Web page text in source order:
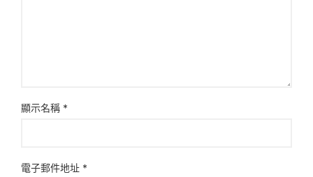
顯示名稱 *
電子郵件地址 *